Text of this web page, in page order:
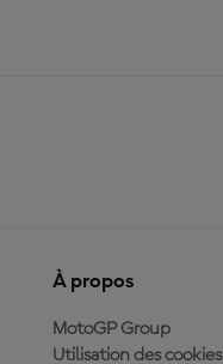
À propos
MotoGP Group
Utilisation des cookies